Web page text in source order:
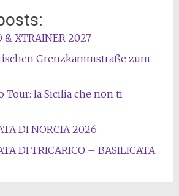
& XTRAINER 2027
Grenzkammstraße zum
Tour: la Sicilia che non ti
DI NORCIA 2026
DI TRICARICO – BASILICATA